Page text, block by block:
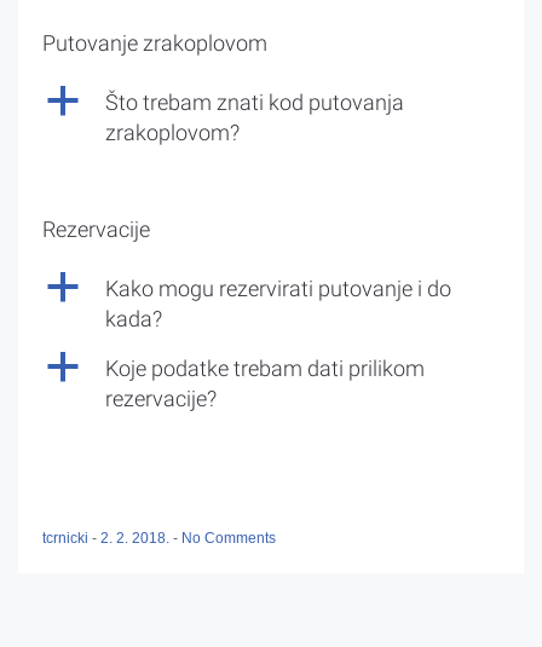
Putovanje zrakoplovom
a
Što trebam znati kod putovanja
zrakoplovom?
Rezervacije
a
Kako mogu rezervirati putovanje i do
kada?
a
Koje podatke trebam dati prilikom
rezervacije?
tcrnicki - 2. 2. 2018. - No Comments